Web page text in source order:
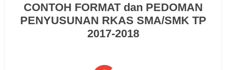
CONTOH FORMAT dan PEDOMAN
PENYUSUNAN RKAS SMA/SMK TP
2017-2018